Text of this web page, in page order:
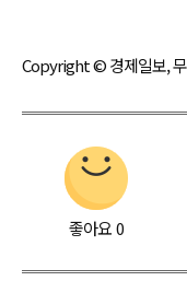
Copyright © 경제일보, 무
좋아요0